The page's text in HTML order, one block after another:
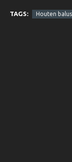
TAGS: Houten